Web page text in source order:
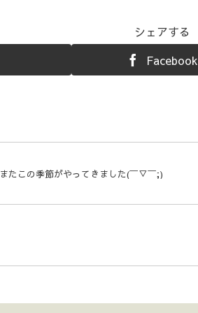
シェアする
Facebook
またこの季節がやってきました(￣▽￣;)